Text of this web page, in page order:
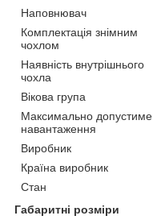
Наповнювач
Комплектація знімним
чохлом
Наявність внутрішнього
чохла
Вікова група
Максимально допустиме
навантаження
Виробник
Країна виробник
Стан
Габаритні розміри